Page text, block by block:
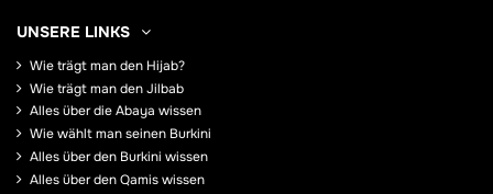
UNSERE LINKS
Wie trägt man den Hijab?
Wie trägt man den Jilbab
Alles über die Abaya wissen
Wie wählt man seinen Burkini
Alles über den Burkini wissen
Alles über den Qamis wissen